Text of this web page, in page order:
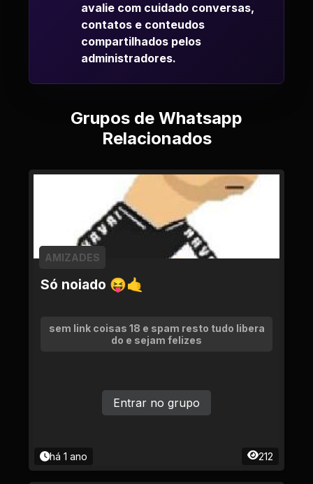
avalie com cuidado conversas,
contatos e conteudos
compartilhados pelos
administradores.
Grupos de Whatsapp
Relacionados
Só noiado 😝🤙
AMIZADES
sem link coisas 18 e spam resto tudo libera
do e sejam felizes
há 1 ano 212
Entrar no grupo